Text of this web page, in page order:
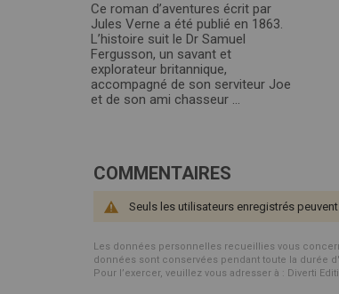
Ce roman d’aventures écrit par
Jules Verne a été publié en 1863.
L’histoire suit le Dr Samuel
Fergusson, un savant et
explorateur britannique,
accompagné de son serviteur Joe
et de son ami chasseur ...
COMMENTAIRES
Seuls les utilisateurs enregistrés
Les données personnelles recueillies vous
données sont conservées pendant toute la durée
Pour l’exercer, veuillez vous adresser à : Diverti